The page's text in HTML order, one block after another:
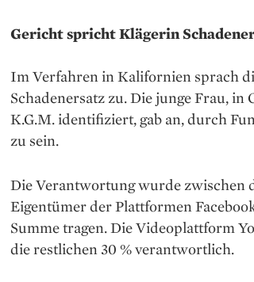
Gericht spricht Klägerin
Im Verfahren in Kalifornien sprach
Schadenersatz zu. Die junge Frau,
K.G.M. identifiziert, gab an, durch
zu sein.
Die Verantwortung wurde zwischen
Eigentümer der Plattformen
Summe tragen. Die Videoplattform
die restlichen 30 % verantwortlich.